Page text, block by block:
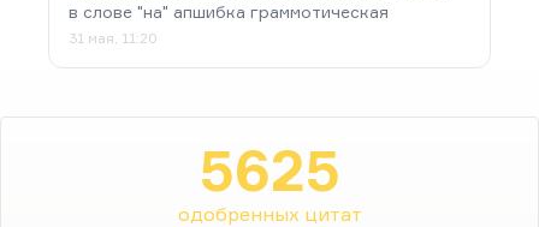
в слове "на" апшибка граммотическая
31 мая, 11:20
5625
одобренных цитат